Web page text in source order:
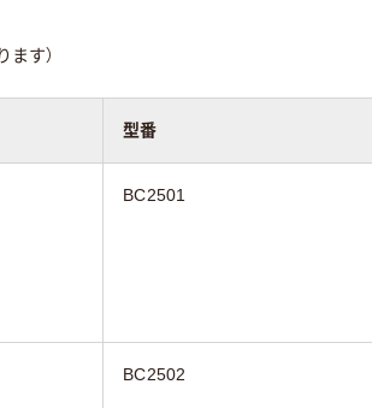
ます）
型番
BC2501
BC2502